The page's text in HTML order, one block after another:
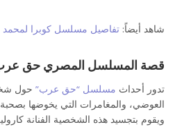
شاهد أيضاً: تفاصيل مسلسل كوبرا لمحمد
قصة المسلسل المصري حق
تدور أحداث مسلسل “حق عرب” حول
العوضي، والمغامرات التي يخوضها
ويقوم بتجسيد هذه الشخصية الفنانة